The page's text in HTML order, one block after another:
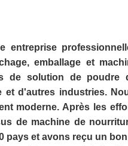
entreprise
emballage et
de solution de
et d'autres industries.
moderne. Après les
de machine de
pays et avons reçu un